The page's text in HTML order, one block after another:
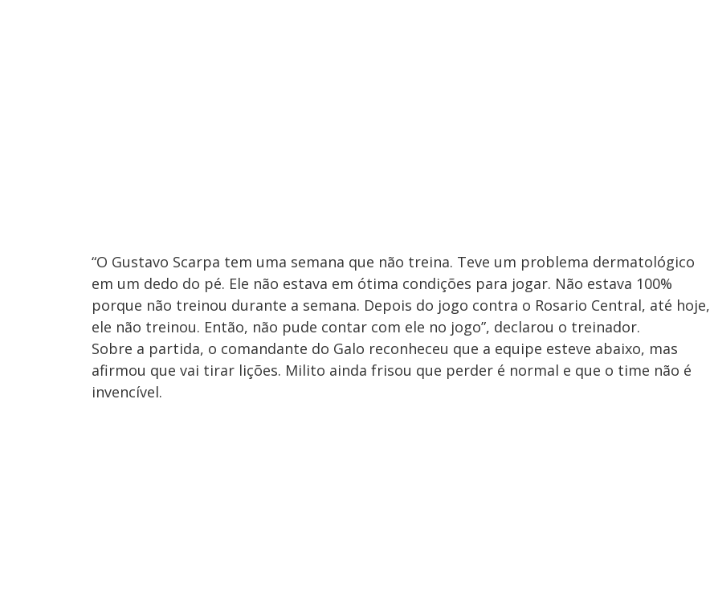
“O Gustavo Scarpa tem uma semana que não treina. Teve um problema dermatológico
em um dedo do pé. Ele não estava em ótima condições para jogar. Não estava 100%
porque não treinou durante a semana. Depois do jogo contra o Rosario Central, até hoje,
ele não treinou. Então, não pude contar com ele no jogo”, declarou o treinador.
Sobre a partida, o comandante do Galo reconheceu que a equipe esteve abaixo, mas
afirmou que vai tirar lições. Milito ainda frisou que perder é normal e que o time não é
invencível.